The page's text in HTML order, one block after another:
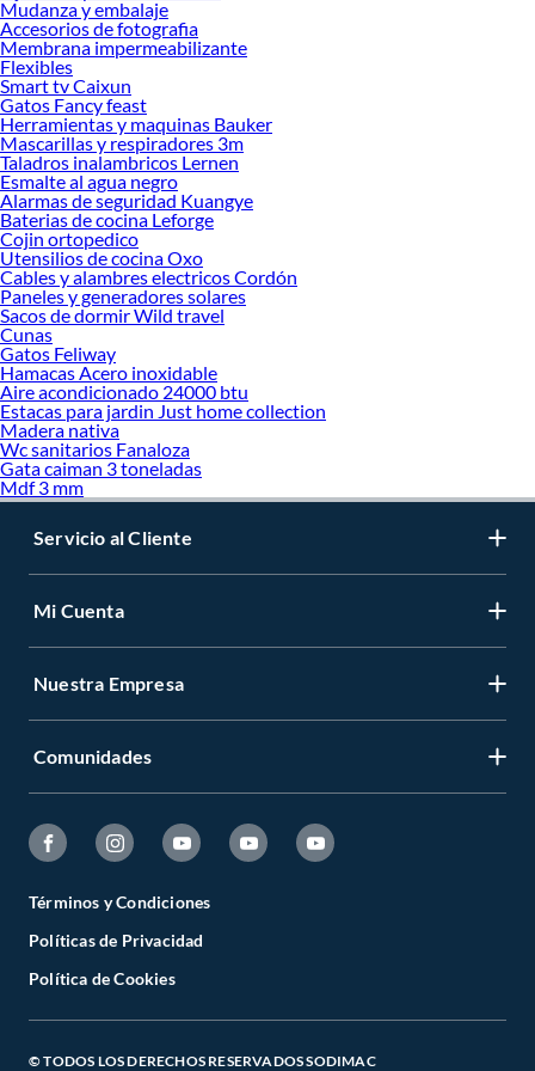
Mudanza y embalaje
Accesorios de fotografia
Membrana impermeabilizante
Flexibles
Smart tv Caixun
Gatos Fancy feast
Herramientas y maquinas Bauker
Mascarillas y respiradores 3m
Taladros inalambricos Lernen
Esmalte al agua negro
Alarmas de seguridad Kuangye
Baterias de cocina Leforge
Cojin ortopedico
Utensilios de cocina Oxo
Cables y alambres electricos Cordón
Paneles y generadores solares
Sacos de dormir Wild travel
Cunas
Gatos Feliway
Hamacas Acero inoxidable
Aire acondicionado 24000 btu
Estacas para jardin Just home collection
Madera nativa
Wc sanitarios Fanaloza
Gata caiman 3 toneladas
Mdf 3 mm
Servicio al Cliente
Mi Cuenta
Nuestra Empresa
Comunidades
Términos y Condiciones
Políticas de Privacidad
Política de Cookies
© TODOS LOS DERECHOS RESERVADOS SODIMAC